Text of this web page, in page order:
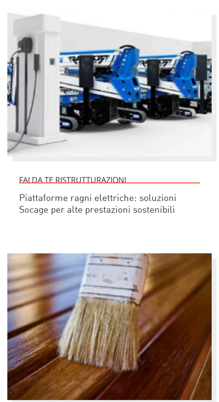
FAI DA TE RISTRUTTURAZIONI
Piattaforme ragni elettriche: soluzioni
Socage per alte prestazioni sostenibili